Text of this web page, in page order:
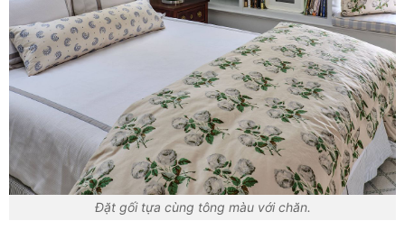
Đặt gối tựa cùng tông màu với chăn.